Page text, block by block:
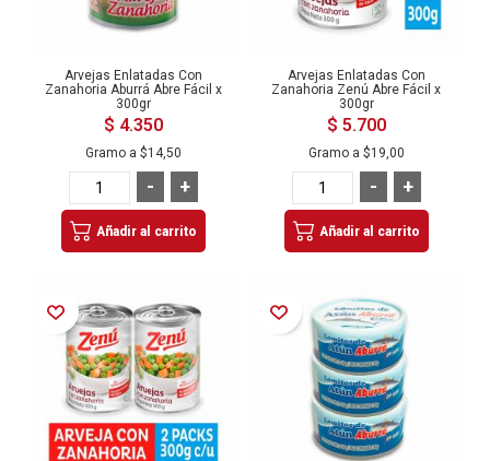
Arvejas Enlatadas Con
Zanahoria Aburrá Abre Fácil x
300gr
$ 4.350
Gramo a $14,50
+
-
Añadir al carrito
Arvejas Enlatadas Con
Zanahoria Zenú Abre Fácil x
300gr
$ 5.700
Gramo a $19,00
+
-
Añadir al carrito
Añadir a la Lista de Deseos Añadir a la Lista de Deseos